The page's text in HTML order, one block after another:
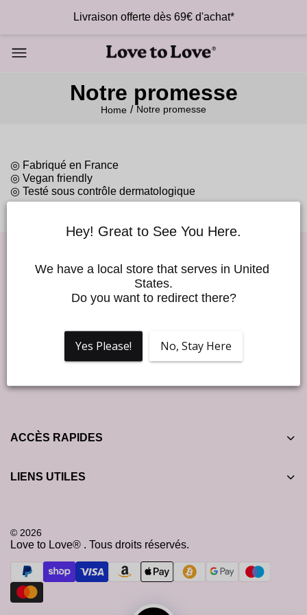
Livraison offerte dès 69€ d'achat*
Notre promesse
Home Notre promesse
◎ Fabriqué en France
◎ Vegan friendly
◎ Testé sous contrôle dermatologique
Rejoins notre Love to Love newsletter et profite de 10% de
ACCÈS RAPIDES
LIENS UTILES
© 2026
Love to Love® . Tous droits réservés.
Hey! Great to See You Here.
We have a local store that serves in United
States.
Do you want to redirect there?
Yes Please! No, Stay Here